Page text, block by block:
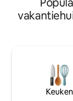
Atlantische kustlijn • Van de
in het rustige
het
ruim van tevoren ⛴️
ES00240F EPC-
Keuken